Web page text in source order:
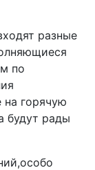
разные
по
горячую
будут рады